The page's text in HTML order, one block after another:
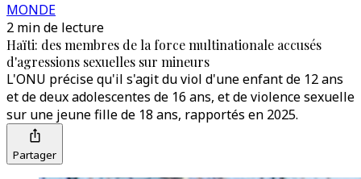
MONDE
2 min de lecture
Haïti: des membres de la force multinationale accusés
d'agressions sexuelles sur mineurs
L'ONU précise qu'il s'agit du viol d'une enfant de 12 ans
et de deux adolescentes de 16 ans, et de violence sexuelle
sur une jeune fille de 18 ans, rapportés en 2025.
Partager